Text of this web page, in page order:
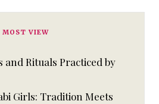
MOST VIEW
and Rituals Practiced by
Girls: Tradition Meets